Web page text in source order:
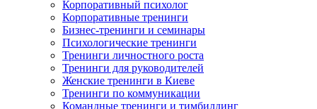
Корпоративный психолог
Корпоративные тренинги
Бизнес-тренинги и семинары
Психологические тренинги
Тренинги личностного роста
Тренинги для руководителей
Женские тренинги в Киеве
Тренинги по коммуникации
Командные тренинги и тимбилдинг